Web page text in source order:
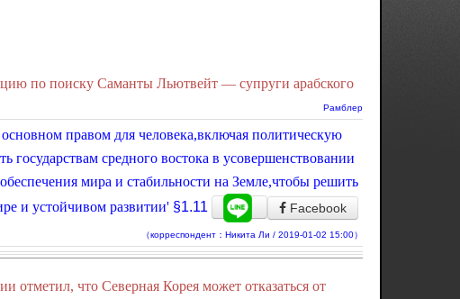
по поиску Саманты Льютвейт — супруги арабского
Рамблер
правом для человека,включая политическую
средного востока в усовершенствовании
мира и стабильности на Земле,чтобы решить
и устойчивом развитии' §1.11
Facebook
（корреспондент：Никита Ли / 2019-01-02 15:00）
что Северная Корея может отказаться от